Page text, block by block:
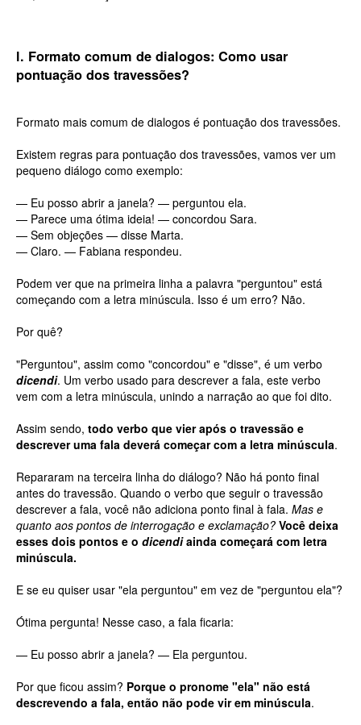
l. Formato comum de dialogos: Como usar
pontuação dos travessões?
Formato mais comum de dialogos é pontuação dos travessões.
Existem regras para pontuação dos travessões, vamos ver um
pequeno diálogo como exemplo:
— Eu posso abrir a janela? — perguntou ela.
— Parece uma ótima ideia! — concordou Sara.
— Sem objeções — disse Marta.
— Claro. — Fabiana respondeu.
Podem ver que na primeira linha a palavra "perguntou" está
começando com a letra minúscula. Isso é um erro? Não.
Por quê?
"Perguntou", assim como "concordou" e "disse", é um verbo
dicendi. Um verbo usado para descrever a fala, este verbo
vem com a letra minúscula, unindo a narração ao que foi dito.
Assim sendo, todo verbo que vier após o travessão e
descrever uma fala deverá começar com a letra minúscula.
Repararam na terceira linha do diálogo? Não há ponto final
antes do travessão. Quando o verbo que seguir o travessão
descrever a fala, você não adiciona ponto final à fala. Mas e
quanto aos pontos de interrogação e exclamação? Você deixa
esses dois pontos e o dicendiainda começará com letra
minúscula.
E se eu quiser usar "ela perguntou" em vez de "perguntou ela"?
Ótima pergunta! Nesse caso, a fala ficaria:
— Eu posso abrir a janela? — Ela perguntou.
Por que ficou assim? Porque o pronome "ela" não está
descrevendo a fala, então não pode vir em minúscula.